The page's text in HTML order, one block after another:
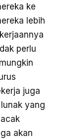
ke
lebih
perlu
juga
yang
akan